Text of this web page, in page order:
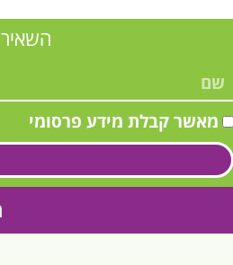
מאשר קבלת מידע פרסומי